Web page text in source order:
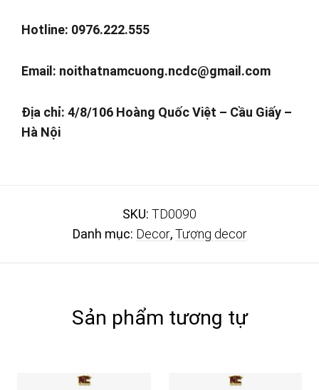
Hotline: 0976.222.555
Email: noithatnamcuong.ncdc@gmail.com
Địa chỉ: 4/8/106 Hoàng Quốc Việt – Cầu Giấy –
Hà Nội
SKU: TD0090
Danh mục: Decor,Tượng decor
Sản phẩm tương tự